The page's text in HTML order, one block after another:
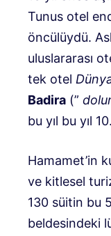
Tunus otel
öncülüydü.
uluslararası
tek otel
Badira (”
bu yıl bu yıl
Hamamet’in
ve kitlesel
130 süitin bu
beldesindeki